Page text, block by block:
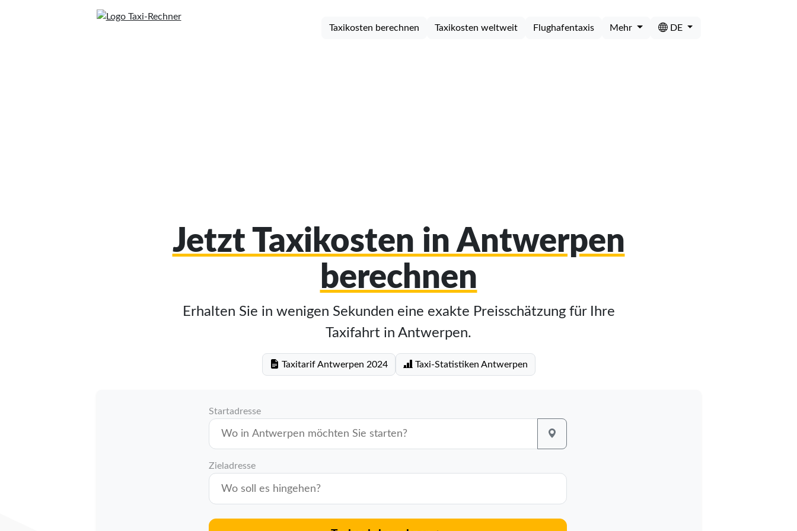
Taxikosten berechnen Taxikosten weltweit Flughafentaxis Mehr DE
Jetzt Taxikosten in Antwerpen
berechnen
Erhalten Sie in wenigen Sekunden eine exakte Preisschätzung für Ihre
Taxifahrt in Antwerpen.
Taxitarif Antwerpen 2024 Taxi-Statistiken Antwerpen
Startadresse
Zieladresse